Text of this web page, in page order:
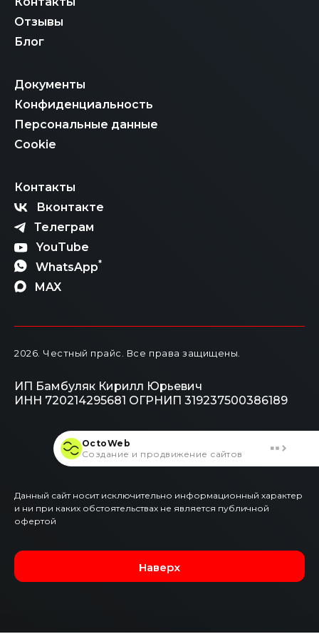
Отзывы
Блог
Документы
Конфиденциальность
Персональные данные
Cookie
Контакты
Вконтакте
Телеграм
YouTube
WhatsApp*
MAX
2026 . Честный прайс. Все права защищены.
ИП Бамбуляк Кирилл Юрьевич
ИНН 720214295681 ОГРНИП 319237500386189
Данный сайт носит исключительно информационный характер
и ни при каких обстоятельствах не является публичной
офертой
Наверх
OctoWeb
Создание и продвижение сайтов